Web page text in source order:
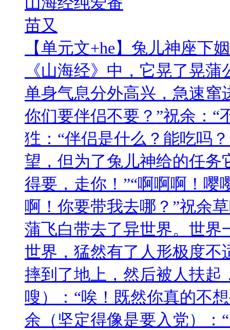
苗又
【单元文+he】兔儿神座下
《山海经》中，它晃了晃
单身气息分外高兴，急速窜
你们要伴侣不要？”祝余：“
狌：“伴侣是什么？能吃吗
望，但为了兔儿神给的任务
得要，走你！”“啊啊啊！嘤
啊！你要带我去哪？”祝余
蒲飞白带去了异世界。世界
世界，猛然有了人形极度不
摔到了地上，然后被人扶起
嗖）：“唉！既然你真的不
余（坚定得像是要入党）：